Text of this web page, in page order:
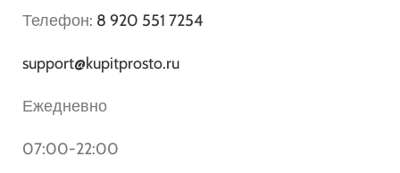
Телефон: 8 920 551 7254
support@kupitprosto.ru
Ежедневно
07:00-22:00